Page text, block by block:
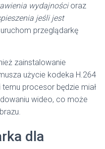
wydajnościoraz
jeśli jest
przeglądarkę
zainstalowanie
użycie kodeka H.264
temu procesor będzie miał
wideo, co może
dla